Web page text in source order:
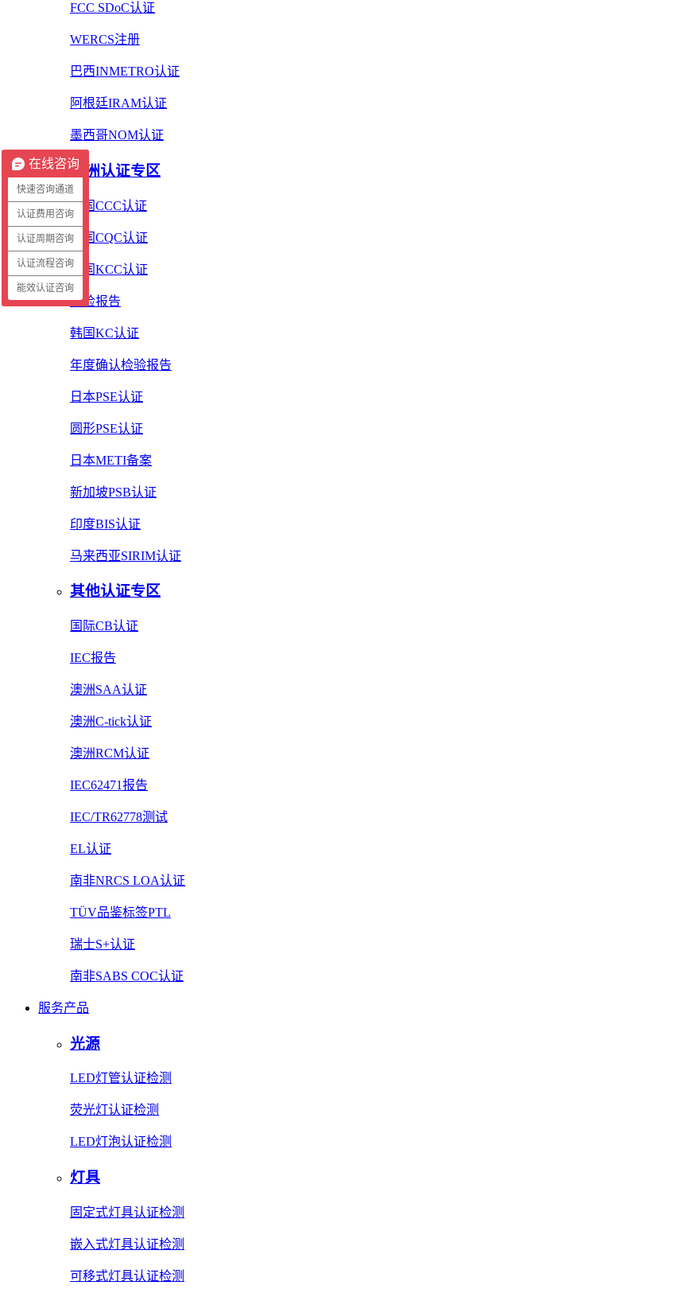
FCC SDoC认证
WERCS注册
巴西INMETRO认证
阿根廷IRAM认证
墨西哥NOM认证
亚洲认证专区
中国CCC认证
中国CQC认证
韩国KCC认证
质检报告
韩国KC认证
年度确认检验报告
日本PSE认证
圆形PSE认证
日本METI备案
新加坡PSB认证
印度BIS认证
马来西亚SIRIM认证
其他认证专区
国际CB认证
IEC报告
澳洲SAA认证
澳洲C-tick认证
澳洲RCM认证
IEC62471报告
IEC/TR62778测试
EL认证
南非NRCS LOA认证
TÜV品鉴标签PTL
瑞士S+认证
南非SABS COC认证
服务产品
光源
LED灯管认证检测
荧光灯认证检测
LED灯泡认证检测
灯具
固定式灯具认证检测
嵌入式灯具认证检测
可移式灯具认证检测
在线咨询
快速咨询通道
认证费用咨询
认证周期咨询
认证流程咨询
能效认证咨询